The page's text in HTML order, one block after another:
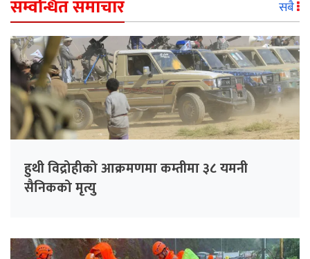
सम्वन्धित समाचार सबै
हुथी विद्रोहीको आक्रमणमा कम्तीमा ३८ यमनी
सैनिकको मृत्यु